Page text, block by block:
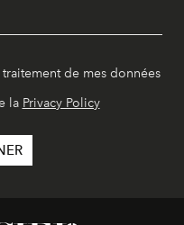
de mes données
la Privacy Policy